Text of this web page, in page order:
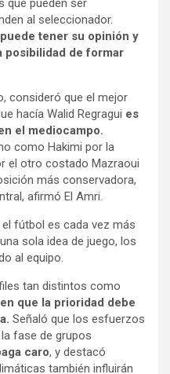
que pueden ser
al seleccionador.
tener su opinión y
posibilidad de formar
consideró que el mejor
hacía Walid Regragui es
el mediocampo.
como Hakimi por la
el otro costado Mazraoui
más conservadora,
afirmó El Amri.
fútbol es cada vez más
sola idea de juego, los
al equipo.
tan distintos como
que la prioridad debe
Señaló que los esfuerzos
fase de grupos
caro, y destacó
también influirán